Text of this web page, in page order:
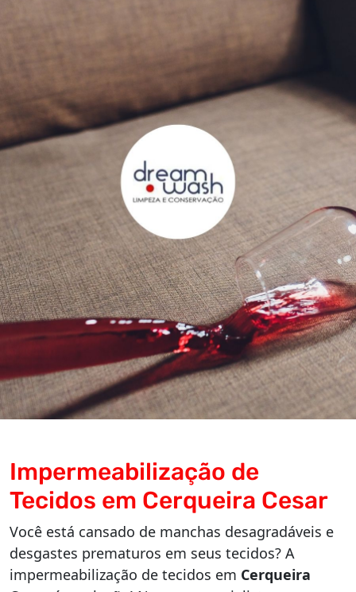
Impermeabilização de
Tecidos em Cerqueira Cesar
Você está cansado de manchas desagradáveis ​​e
desgastes prematuros em seus tecidos? A
impermeabilização de tecidos em Cerqueira